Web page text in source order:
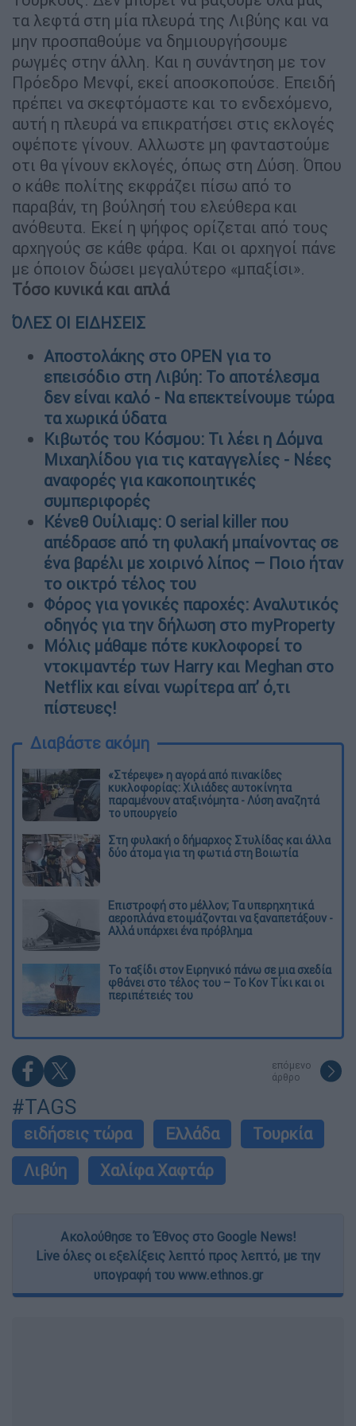
τα λεφτά στη μία πλευρά της Λιβύης και να
μην προσπαθούμε να δημιουργήσουμε
ρωγμές στην άλλη. Και η συνάντηση με τον
Πρόεδρο Μενφί, εκεί αποσκοπούσε. Επειδή
πρέπει να σκεφτόμαστε και το ενδεχόμενο,
αυτή η πλευρά να επικρατήσει στις εκλογές
οψέποτε γίνουν. Αλλωστε μη φανταστούμε
οτι θα γίνουν εκλογές, όπως στη Δύση. Όπου
ο κάθε πολίτης εκφράζει πίσω από το
παραβάν, τη βούλησή του ελεύθερα και
ανόθευτα. Εκεί η ψήφος ορίζεται από τους
αρχηγούς σε κάθε φάρα. Και οι αρχηγοί πάνε
με όποιον δώσει μεγαλύτερο «μπαξίσι».
Τόσο κυνικά και απλά
ΌΛΕΣ ΟΙ ΕΙΔΗΣΕΙΣ
Αποστολάκης στο OPEN για το
επεισόδιο στη Λιβύη: Το αποτέλεσμα
δεν είναι καλό - Να επεκτείνουμε τώρα
τα χωρικά ύδατα
Κιβωτός του Κόσμου: Τι λέει η Δόμνα
Μιχαηλίδου για τις καταγγελίες - Νέες
αναφορές για κακοποιητικές
συμπεριφορές
Κένεθ Ουίλιαμς: Ο serial killer που
απέδρασε από τη φυλακή μπαίνοντας σε
ένα βαρέλι με χοιρινό λίπος – Ποιο ήταν
το οικτρό τέλος του
Φόρος για γονικές παροχές: Αναλυτικός
οδηγός για την δήλωση στο myProperty
Μόλις μάθαμε πότε κυκλοφορεί το
ντοκιμαντέρ των Harry και Meghan στο
Netflix και είναι νωρίτερα απ’ ό,τι
πίστευες!
Διαβάστε ακόμη
«Στέρεψε» η αγορά από πινακίδες
κυκλοφορίας: Χιλιάδες αυτοκίνητα
παραμένουν αταξινόμητα - Λύση αναζητά
το υπουργείο
Στη φυλακή ο δήμαρχος Στυλίδας και άλλα
δύο άτομα για τη φωτιά στη Βοιωτία
Επιστροφή στο μέλλον; Τα υπερηχητικά
αεροπλάνα ετοιμάζονται να ξαναπετάξουν -
Αλλά υπάρχει ένα πρόβλημα
Το ταξίδι στον Ειρηνικό πάνω σε μια σχεδία
φθάνει στο τέλος του – Το Κον Τίκι και οι
περιπέτειές του
επόμενο
άρθρο
#TAGS
ειδήσεις τώρα Ελλάδα
Τουρκία
Λιβύη
Χαλίφα Χαφτάρ
Ακολούθησε το Έθνος στο Google News!
Live όλες οι εξελίξεις λεπτό προς λεπτό, με την
υπογραφή του www.ethnos.gr